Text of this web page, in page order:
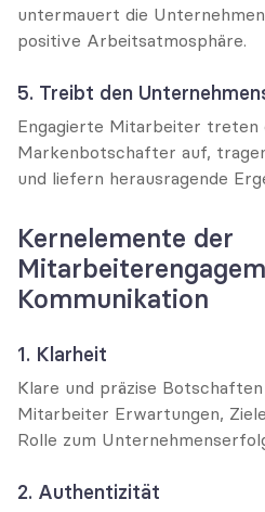
untermauert die
positive Arbeitsatmosphäre.
5. Treibt den
Engagierte Mitarbeiter treten
Markenbotschafter auf,
und liefern herausragende
Kernelemente der
Kommunikation
1. Klarheit
Klare und präzise
Mitarbeiter Erwartungen,
Rolle zum
2. Authentizität